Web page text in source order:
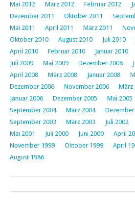
Mai 2012
März 2012 Februar 2012
Dezember 2011
Oktober 2011
Mai 2011
April 2011 März 2011
Oktober 2010
August 2010 Juli 2010
April 2010
Februar 2010 Januar 2010
Juli 2009
Mai 2009 Dezember 2008
April 2008
März 2008 Januar 2008
Dezember 2006
November 2006 März
Januar 2006
Dezember 2005 Mai 2005
September 2004
März 2004
September 2003
März 2003 Juli 2002
Mai 2001
Juli 2000 Juni 2000 April
November 1999
Oktober 1999 April
August 1986